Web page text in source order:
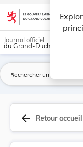
Aller au contenu
Journal officiel
du Grand-Duché de
arrow_back Retour accueil